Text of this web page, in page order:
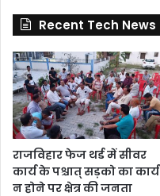
Recent Tech News
राजविहार फेज थर्ड में सीवर
कार्य के पश्चात् सड़को का कार्य
न होने पर क्षेत्र की जनता